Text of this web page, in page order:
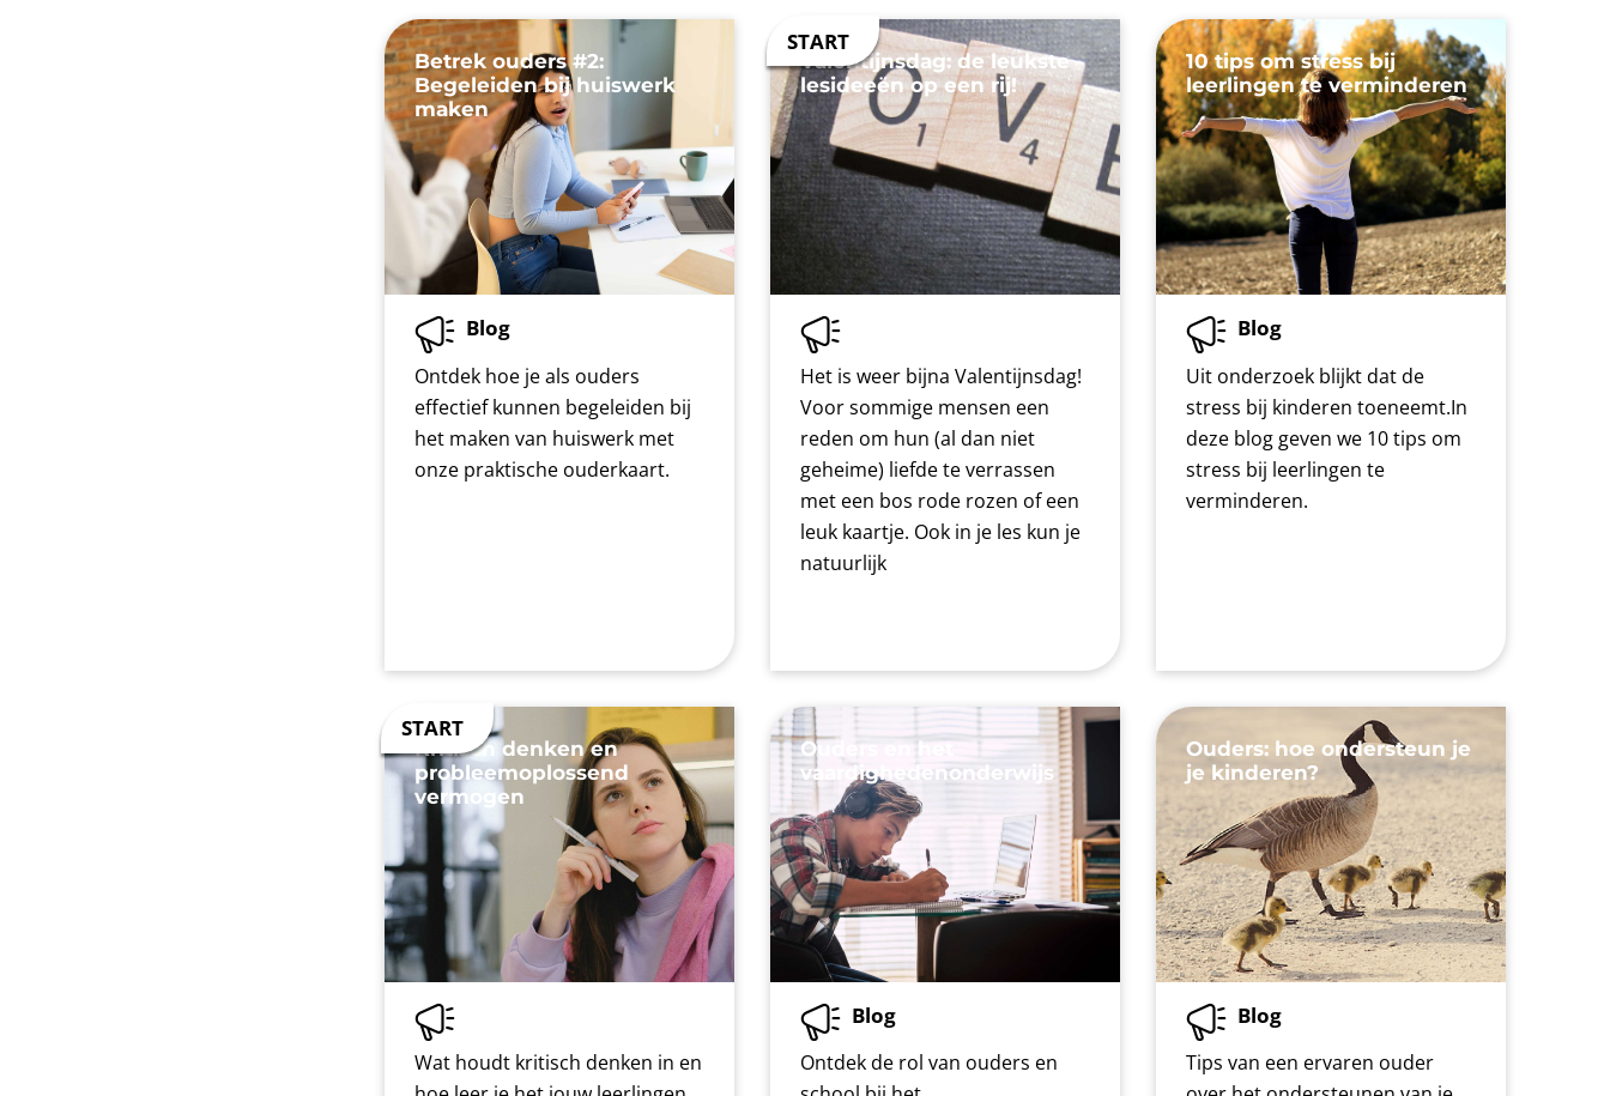
Betrek ouders #2:
Begeleiden bij huiswerk
maken
Blog
Ontdek hoe je als ouders
effectief kunnen begeleiden bij
het maken van huiswerk met
onze praktische ouderkaart.
Valentijnsdag: de leukste
lesideeën op een rij!
Het is weer bijna Valentijnsdag!
Voor sommige mensen een
reden om hun (al dan niet
geheime) liefde te verrassen
met een bos rode rozen of een
leuk kaartje. Ook in je les kun je
natuurlijk
10 tips om stress bij
leerlingen te verminderen
Blog
Uit onderzoek blijkt dat de
stress bij kinderen toeneemt.In
deze blog geven we 10 tips om
stress bij leerlingen te
verminderen.
Kritisch denken en
probleemoplossend
vermogen
Wat houdt kritisch denken in en
Ouders en het
vaardighedenonderwijs
Blog
Ontdek de rol van ouders en
Ouders: hoe ondersteun je
je kinderen?
Blog
Tips van een ervaren ouder